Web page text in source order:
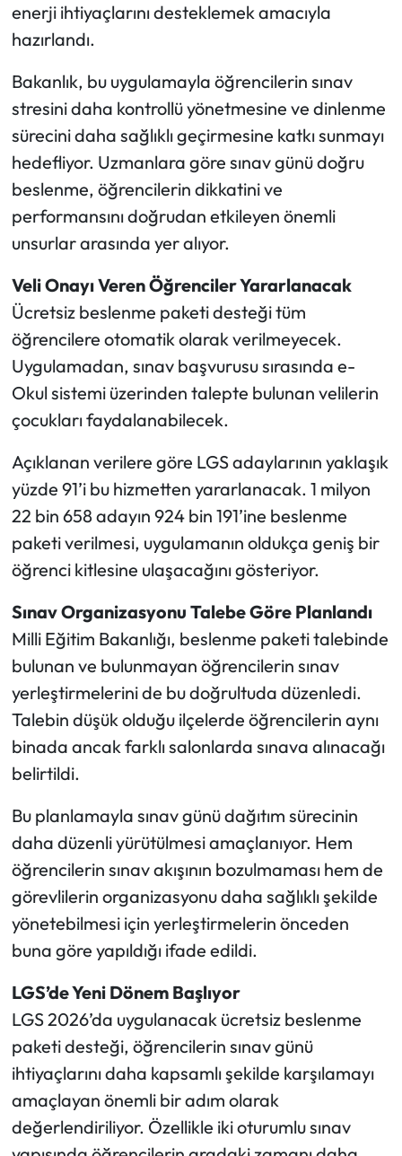
enerji ihtiyaçlarını desteklemek amacıyla
hazırlandı.
Bakanlık, bu uygulamayla öğrencilerin sınav
stresini daha kontrollü yönetmesine ve dinlenme
sürecini daha sağlıklı geçirmesine katkı sunmayı
hedefliyor. Uzmanlara göre sınav günü doğru
beslenme, öğrencilerin dikkatini ve
performansını doğrudan etkileyen önemli
unsurlar arasında yer alıyor.
Veli Onayı Veren Öğrenciler Yararlanacak
Ücretsiz beslenme paketi desteği tüm
öğrencilere otomatik olarak verilmeyecek.
Uygulamadan, sınav başvurusu sırasında e-
Okul sistemi üzerinden talepte bulunan velilerin
çocukları faydalanabilecek.
Açıklanan verilere göre LGS adaylarının yaklaşık
yüzde 91’i bu hizmetten yararlanacak. 1 milyon
22 bin 658 adayın 924 bin 191’ine beslenme
paketi verilmesi, uygulamanın oldukça geniş bir
öğrenci kitlesine ulaşacağını gösteriyor.
Sınav Organizasyonu Talebe Göre Planlandı
Milli Eğitim Bakanlığı, beslenme paketi talebinde
bulunan ve bulunmayan öğrencilerin sınav
yerleştirmelerini de bu doğrultuda düzenledi.
Talebin düşük olduğu ilçelerde öğrencilerin aynı
binada ancak farklı salonlarda sınava alınacağı
belirtildi.
Bu planlamayla sınav günü dağıtım sürecinin
daha düzenli yürütülmesi amaçlanıyor. Hem
öğrencilerin sınav akışının bozulmaması hem de
görevlilerin organizasyonu daha sağlıklı şekilde
yönetebilmesi için yerleştirmelerin önceden
buna göre yapıldığı ifade edildi.
LGS’de Yeni Dönem Başlıyor
LGS 2026’da uygulanacak ücretsiz beslenme
paketi desteği, öğrencilerin sınav günü
ihtiyaçlarını daha kapsamlı şekilde karşılamayı
amaçlayan önemli bir adım olarak
değerlendiriliyor. Özellikle iki oturumlu sınav